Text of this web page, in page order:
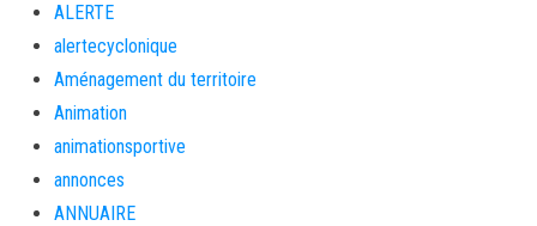
ALERTE
alertecyclonique
Aménagement du territoire
Animation
animationsportive
annonces
ANNUAIRE